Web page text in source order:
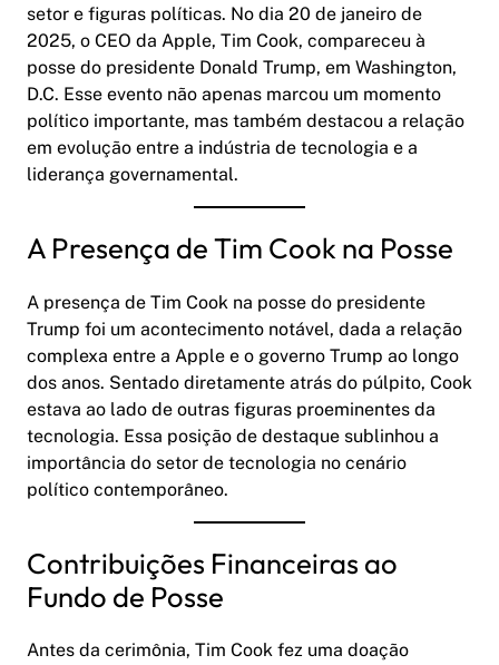
setor e figuras políticas. No dia 20 de janeiro de
2025, o CEO da Apple, Tim Cook, compareceu à
posse do presidente Donald Trump, em Washington,
D.C. Esse evento não apenas marcou um momento
político importante, mas também destacou a relação
em evolução entre a indústria de tecnologia e a
liderança governamental.
A Presença de Tim Cook na Posse
A presença de Tim Cook na posse do presidente
Trump foi um acontecimento notável, dada a relação
complexa entre a Apple e o governo Trump ao longo
dos anos. Sentado diretamente atrás do púlpito, Cook
estava ao lado de outras figuras proeminentes da
tecnologia. Essa posição de destaque sublinhou a
importância do setor de tecnologia no cenário
político contemporâneo.
Contribuições Financeiras ao
Fundo de Posse
Antes da cerimônia, Tim Cook fez uma doação